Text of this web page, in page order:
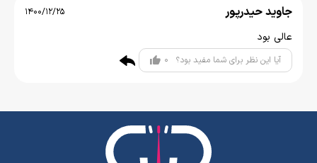
جاوید حیدرپور 1400/12/25
عالی بود
آیا این نظر برای شما مفید بود؟ 0